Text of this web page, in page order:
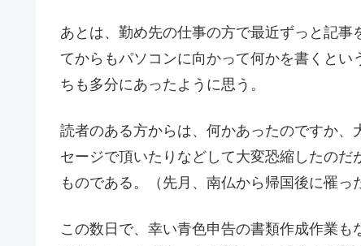
あとは、勤め先の仕事の方で最近ずっと記
てからもパソコンに向かって何かを書くと
ちも多分にあったように思う。
読者のある方からは、何かあったのですか
セージで頂いたりなどして大変恐縮したの
ものである。（先月、南仏から帰国後に罹っ
この数日で、幸い青色申告の書類作成作業